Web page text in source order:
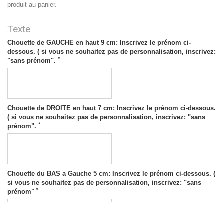
produit au panier.
Texte
Chouette de GAUCHE en haut 9 cm: Inscrivez le prénom ci-
dessous. ( si vous ne souhaitez pas de personnalisation, inscrivez:
"sans prénom". *
Chouette de DROITE en haut 7 cm: Inscrivez le prénom ci-dessous.
( si vous ne souhaitez pas de personnalisation, inscrivez: "sans
prénom". *
Chouette du BAS a Gauche 5 cm: Inscrivez le prénom ci-dessous. (
si vous ne souhaitez pas de personnalisation, inscrivez: "sans
prénom" *